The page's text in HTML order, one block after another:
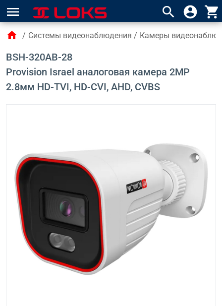
menu search account_circle shopping_cart
home / Системы видеонаблюдения / Камеры
BSH-320AB-28
Provision Israel аналоговая камера 2MP
2.8мм HD-TVI, HD-CVI, AHD, CVBS